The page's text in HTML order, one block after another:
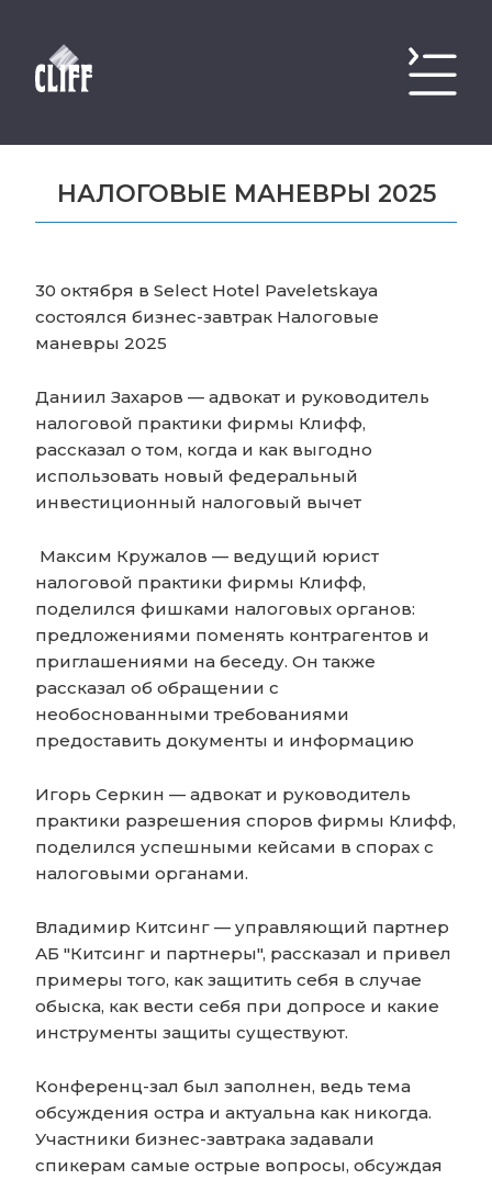
НАЛОГОВЫЕ МАНЕВРЫ 2025
30 октября в Select Hotel Paveletskaya
состоялся бизнес-завтрак Налоговые
маневры 2025
Даниил Захаров — адвокат и руководитель
налоговой практики фирмы Клифф,
рассказал о том, когда и как выгодно
использовать новый федеральный
инвестиционный налоговый вычет
Максим Кружалов — ведущий юрист
налоговой практики фирмы Клифф,
поделился фишками налоговых органов:
предложениями поменять контрагентов и
приглашениями на беседу. Он также
рассказал об обращении с
необоснованными требованиями
предоставить документы и информацию
Игорь Серкин — адвокат и руководитель
практики разрешения споров фирмы Клифф,
поделился успешными кейсами в спорах с
налоговыми органами.
Владимир Китсинг — управляющий партнер
АБ "Китсинг и партнеры", рассказал и привел
примеры того, как защитить себя в случае
обыска, как вести себя при допросе и какие
инструменты защиты существуют.
Конференц-зал был заполнен, ведь тема
обсуждения остра и актуальна как никогда.
Участники бизнес-завтрака задавали
спикерам самые острые вопросы, обсуждая